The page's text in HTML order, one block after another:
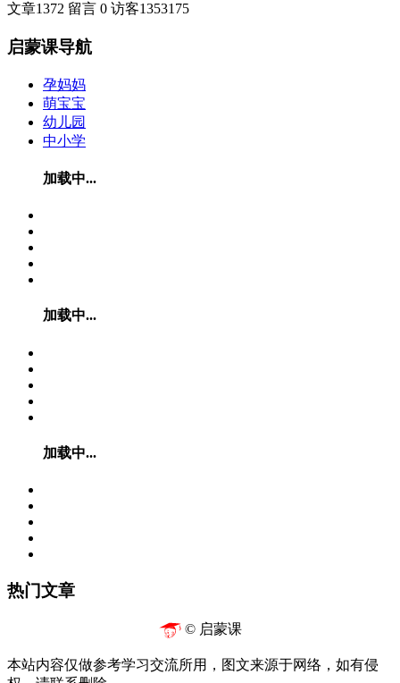
文章1372 留言 0 访客1353175
启蒙课导航
孕妈妈
萌宝宝
幼儿园
中小学
加载中...
加载中...
加载中...
热门文章
© 启蒙课
本站内容仅做参考学习交流所用，图文来源于网络，如有侵